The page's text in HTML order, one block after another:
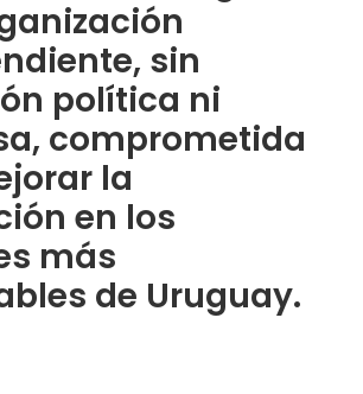
sin
política ni
comprometida
la
en los
más
de Uruguay.​